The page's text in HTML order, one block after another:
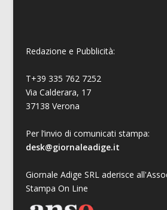
Redazione e Pubblicità:
T+39 335 762 7252
Via Calderara, 17
37138 Verona
Per l’invio di comunicati stampa:
desk@giornaleadige.it
Giornale Adige SRL aderisce
Stampa On Line